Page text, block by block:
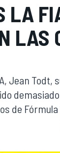
LA
LAS
Jean Todt,
de